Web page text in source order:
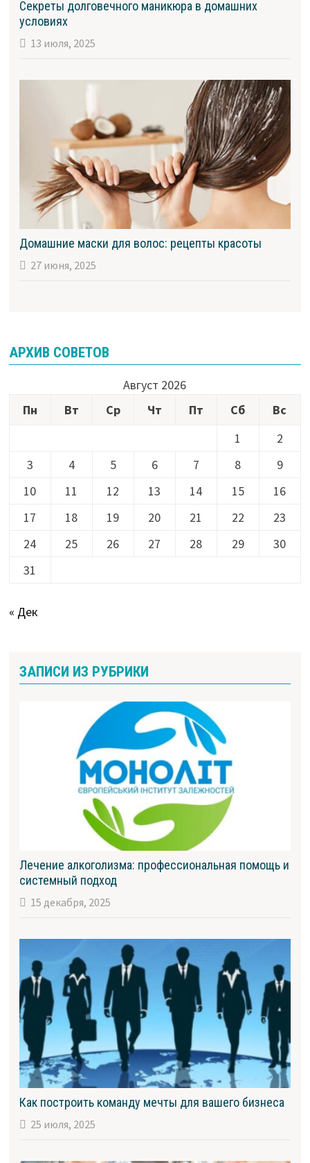
Секреты долговечного маникюра в домашних
условиях
13 июля, 2025
Домашние маски для волос: рецепты красоты
27 июня, 2025
АРХИВ СОВЕТОВ
Август 2026
Пн
Вт Ср Чт Пт Сб
Вс
1
2
3
4 5 6 7 8
9
10
11 12 13 14 15
16
17
18 19 20 21 22
23
24
25 26 27 28 29
30
31
« Дек
ЗАПИСИ ИЗ РУБРИКИ
Лечение алкоголизма: профессиональная помощь и
системный подход
15 декабря, 2025
Как построить команду мечты для вашего бизнеса
25 июля, 2025